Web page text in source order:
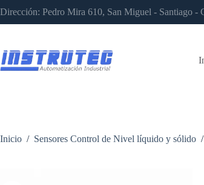
al
contenido
Dirección: Pedro Mira 610, San Miguel - Santiago -
Inicio / Sensores Control de Nivel líquido y sólido /